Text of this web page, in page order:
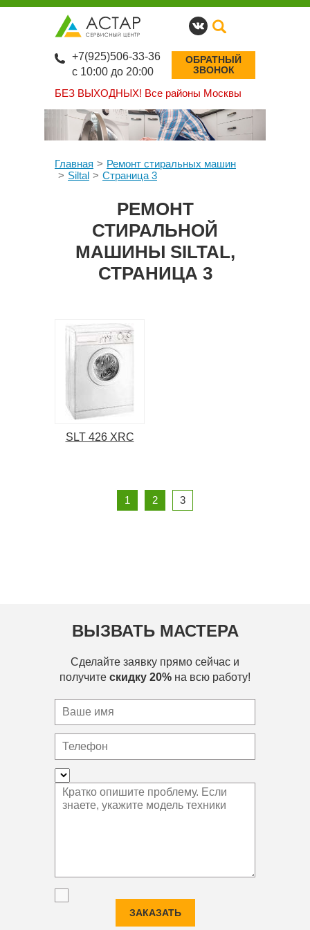
БЕЗ ВЫХОДНЫХ! Все районы Москвы
+7(925)506-33-36
с 10:00 до 20:00
ОБРАТНЫЙ
ЗВОНОК
Главная
Ремонт стиральных машин
Siltal
Страница 3
РЕМОНТ
СТИРАЛЬНОЙ
МАШИНЫ SILTAL,
СТРАНИЦА 3
SLT 426 XRC
1 2 3
ВЫЗВАТЬ МАСТЕРА
Сделайте заявку прямо сейчас и
получите скидку 20% на всю работу!
ЗАКАЗАТЬ